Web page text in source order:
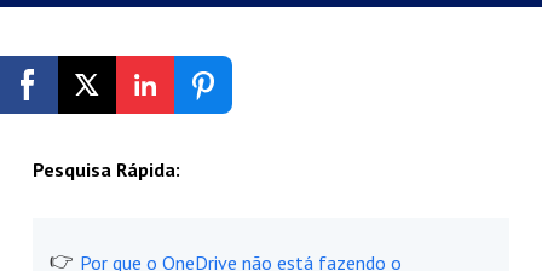
Registrar-se Grátis
Pesquisa Rápida:
Por que o OneDrive não está fazendo o